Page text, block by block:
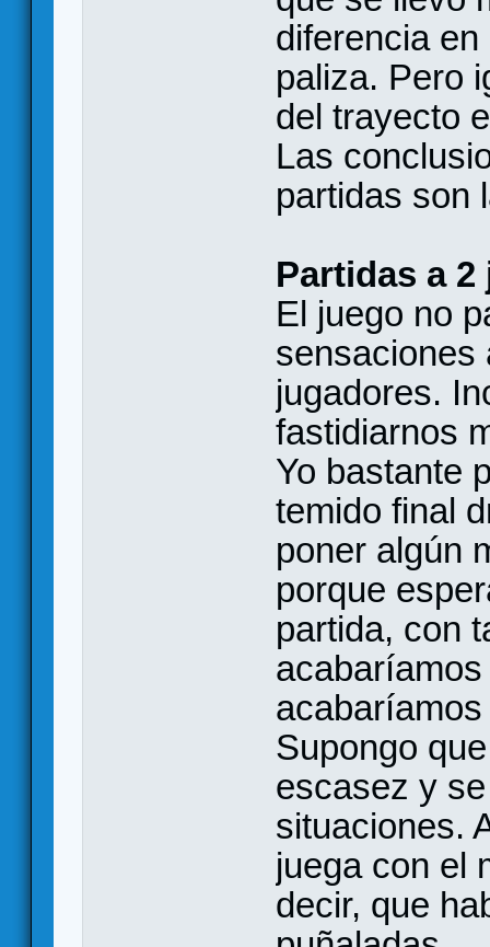
diferencia
paliza. Pero
del trayecto
Las
partidas son
Partidas a
El juego no
sensaciones
jugadores.
fastidiarnos
Yo bastante
temido final
poner algún
porque
partida, con
Supongo
escasez y
situaciones.
juega con el
decir, que